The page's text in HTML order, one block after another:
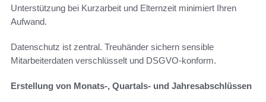
Unterstützung bei Kurzarbeit und Elternzeit minimiert Ihren
Aufwand.
Datenschutz ist zentral. Treuhänder sichern sensible
Mitarbeiterdaten verschlüsselt und DSGVO-konform.
Erstellung von Monats-, Quartals- und Jahresabschlüssen